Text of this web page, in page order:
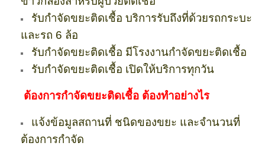
รับกำจัดขยะติดเชื้อ บริการรับถึงที่ด้วยรถกระบะ
และรถ 6 ล้อ
รับกำจัดขยะติดเชื้อ มีโรงงานกำจัดขยะติดเชื้อ
รับกำจัดขยะติดเชื้อ เปิดให้บริการทุกวัน
ต้องการกำจัดขยะติดเชื้อ ต้องทำอย่างไร
แจ้งข้อมูลสถานที่ ชนิดของขยะ และจำนวนที่
ต้องการกำจัด